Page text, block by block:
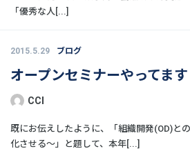
「優秀な人[...]
2015.5.29 ブログ
オープンセミナーやってます
CCI
既にお伝えしたように、「組織開発(OD)と
化させる〜」と題して、本年[...]